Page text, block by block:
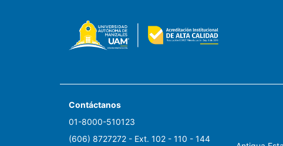
entre algunos de los
se mejoran los
Contáctanos
01-8000-510123
(606) 8727272 - Ext. 102 - 110 - 144